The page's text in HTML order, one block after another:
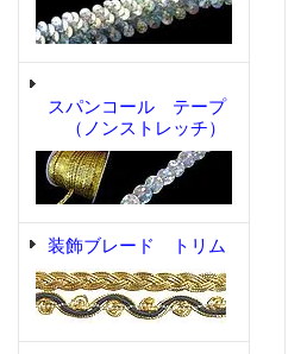
スパンコール テープ
（ノンストレッチ）
装飾ブレード トリム